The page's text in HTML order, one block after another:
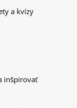
a kvízy
inšpirovať